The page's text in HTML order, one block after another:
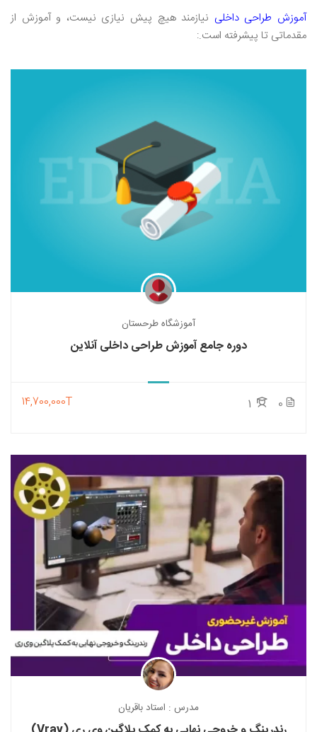
آموزش طراحی داخلی نیازمند هیچ پیش نیازی نیست، و آموزش از
مقدماتی تا پیشرفته است.:
آموزشگاه طرحستان
دوره جامع آموزش طراحی داخلی آنلاین
0
14,700,000T
مدرس : استاد باقریان